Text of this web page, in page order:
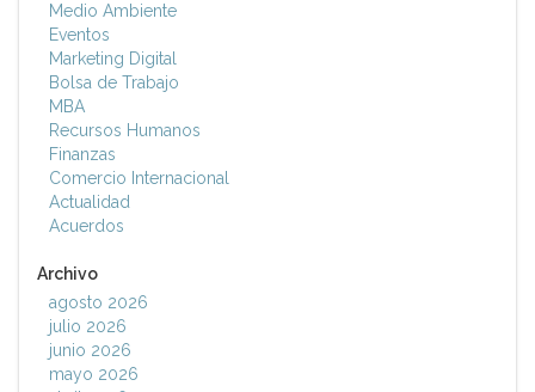
Medio Ambiente
Eventos
Marketing Digital
Bolsa de Trabajo
MBA
Recursos Humanos
Finanzas
Comercio Internacional
Actualidad
Acuerdos
Archivo
agosto 2026
julio 2026
junio 2026
mayo 2026